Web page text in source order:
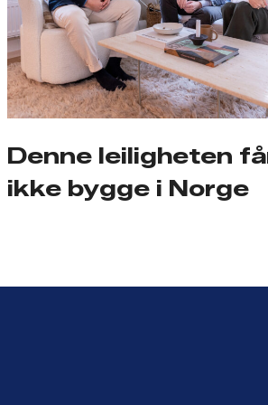
Denne leiligheten
ikke bygge i Norge